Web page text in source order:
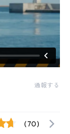
通報する
(70)